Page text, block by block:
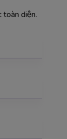
toàn diện.